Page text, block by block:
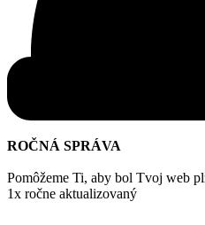
ROČNÁ SPRÁVA
Pomôžeme Ti, aby bol Tvoj web
1x ročne aktualizovaný